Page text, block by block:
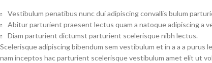
Vestibulum penatibus nunc dui adipiscing convallis bulum
Abitur parturient praesent lectus quam a natoque adipiscing a
Diam parturient dictumst parturient scelerisque nibh lectus.
Scelerisque adipiscing bibendum sem vestibulum et in a a a
nam inceptos hac parturient scelerisque vestibulum amet elit ut